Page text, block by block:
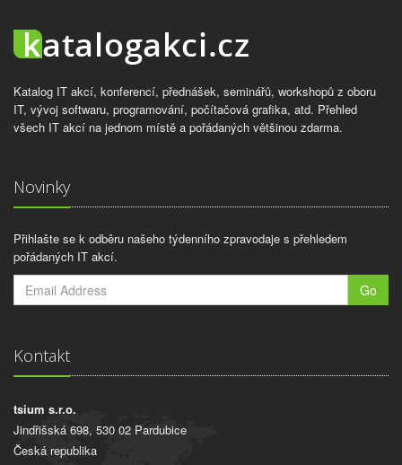
Katalog IT akcí, konferencí, přednášek, seminářů, workshopů z oboru
IT, vývoj softwaru, programování, počítačová grafika, atd. Přehled
všech IT akcí na jednom místě a pořádaných většinou zdarma.
Novinky
Přihlašte se k odběru našeho týdenního zpravodaje s přehledem
pořádaných IT akcí.
Go
Kontakt
tsium s.r.o.
Jindřišská 698, 530 02 Pardubice
Česká republika